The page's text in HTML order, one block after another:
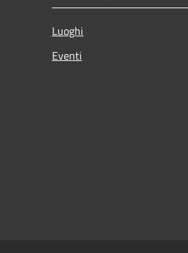
Luoghi
Eventi